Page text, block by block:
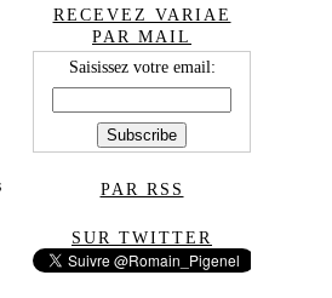
RECEVEZ VARIAE
PAR MAIL
Saisissez votre email:
PAR RSS
SUR TWITTER